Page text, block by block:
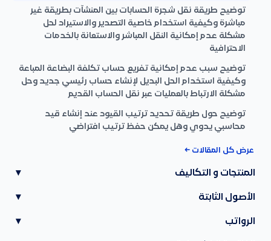
توضيح طريقة نقل شجرة الحسابات بين المنشآت بطريقة غير
مباشرة وكيفية استخدام خاصية التصدير والاستيراد لحل
مشكلة عدم إمكانية النقل المباشر والاستعانة بالخدمات
الاحترافية
توضيح سبب عدم إمكانية تفريع حساب تكلفة البضاعة المباعة
وكيفية استخدام الحل البديل لإنشاء حساب رئيسي جديد وحل
مشكلة الارتباط بالعمليات عبر نقل الحساب القديم
توضيح حول طريقة تحديد ترتيب القيود عند إنشاء قيد
محاسبي يدوي وهل يمكن حفظ ترتيب افتراضي
عرض كل المقالات ←
المنتجات و التكاليف ▾
الأصول الثابتة ▾
الرواتب ▾